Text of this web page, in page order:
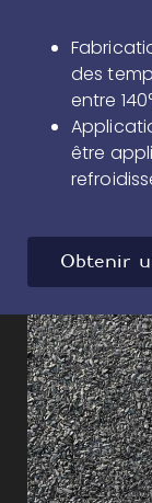
des
entre
être
Obtenir